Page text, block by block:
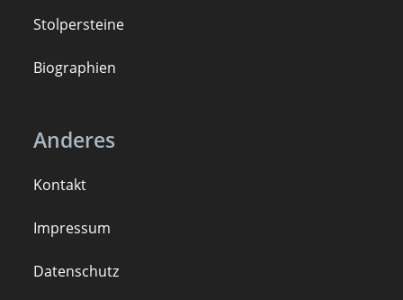
Stolpersteine
Biographien
Anderes
Kontakt
Impressum
Datenschutz